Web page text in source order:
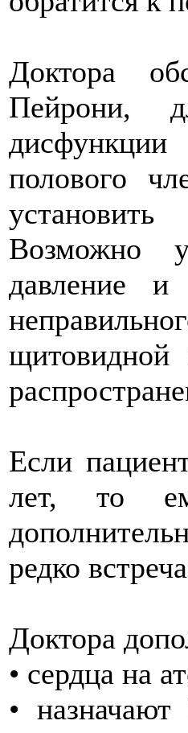
Доктора
Пейрони,
полового
Возможно
давление
Если
лет, то
редко
Доктора
• сердца на
•